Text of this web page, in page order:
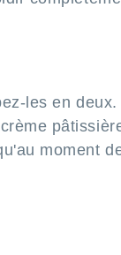
les en deux.
moment